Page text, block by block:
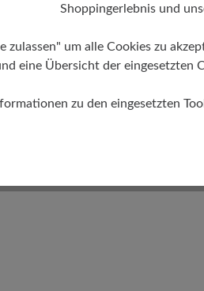
Shoppingerlebnis und
zulassen" um alle Cookies zu
eine Übersicht der eingesetzten
zu den eingesetzten